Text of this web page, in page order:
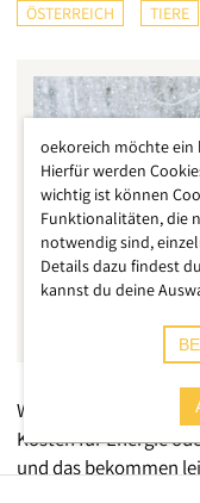
ÖSTERREICH TIERE
Wir leben in
Kosten für Energie
und das bekommen
viele kleine Vereine
oekoreich möchte
Hierfür werden
wichtig ist können
Funktionalitäten, die
notwendig sind,
Details dazu findest
kannst du deine